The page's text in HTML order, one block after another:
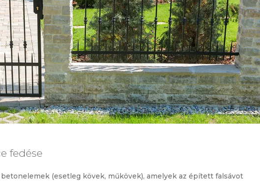
fedése
(esetleg kövek, műkövek), amelyek az épített falsávot